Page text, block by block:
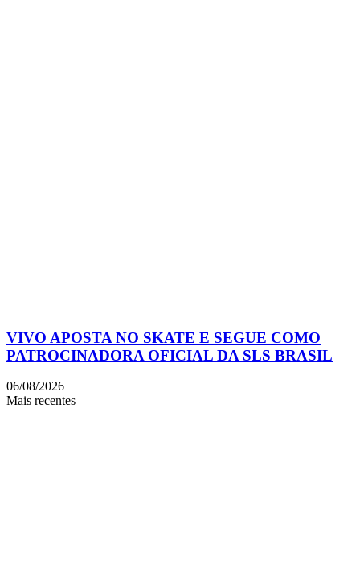
VIVO APOSTA NO SKATE E SEGUE COMO
PATROCINADORA OFICIAL DA SLS BRASIL
06/08/2026
Mais recentes